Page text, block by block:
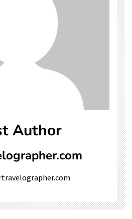
Author